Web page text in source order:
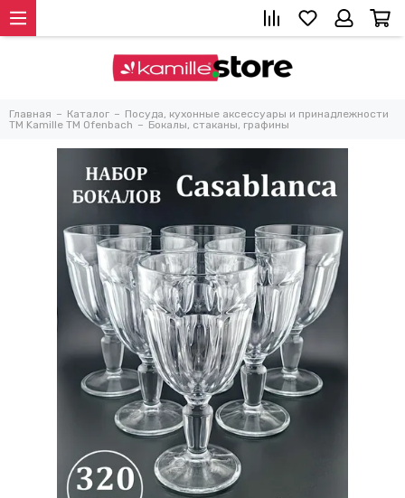
Главная Каталог
Посуда, кухонные аксессуары и принадлежности
TM Kamille TM Ofenbach
Бокалы, стаканы, графины